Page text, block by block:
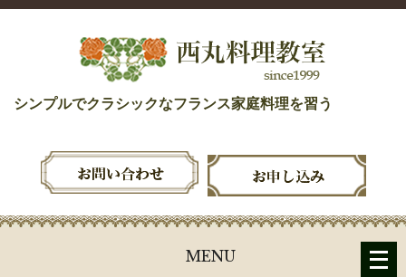
シンプルでクラシックなフランス家庭料理を習う
MENU
メ